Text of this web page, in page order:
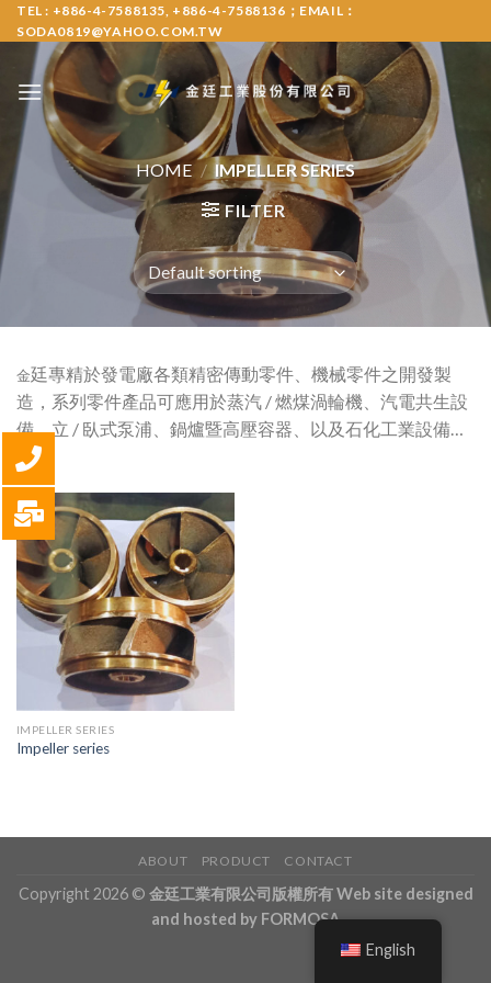
Skip
to
content
TEL : +886-4-7588135, +886-4-7588136；EMAIL：
SODA0819@YAHOO.COM.TW
HOME / IMPELLER SERIES
FILTER
金廷專精於發電廠各類精密傳動零件、機械零件之開發製
造，系列零件產品可應用於蒸汽 /燃煤渦輪機、汽電共生設
備、立 / 臥式泵浦、鍋爐暨高壓容器、以及石化工業設備…
等。
IMPELLER SERIES
Impeller series
ABOUT PRODUCT CONTACT
Copyright 2026 © 金廷工業有限公司版權所有 Web site designed
and hosted by FORMOSA
English